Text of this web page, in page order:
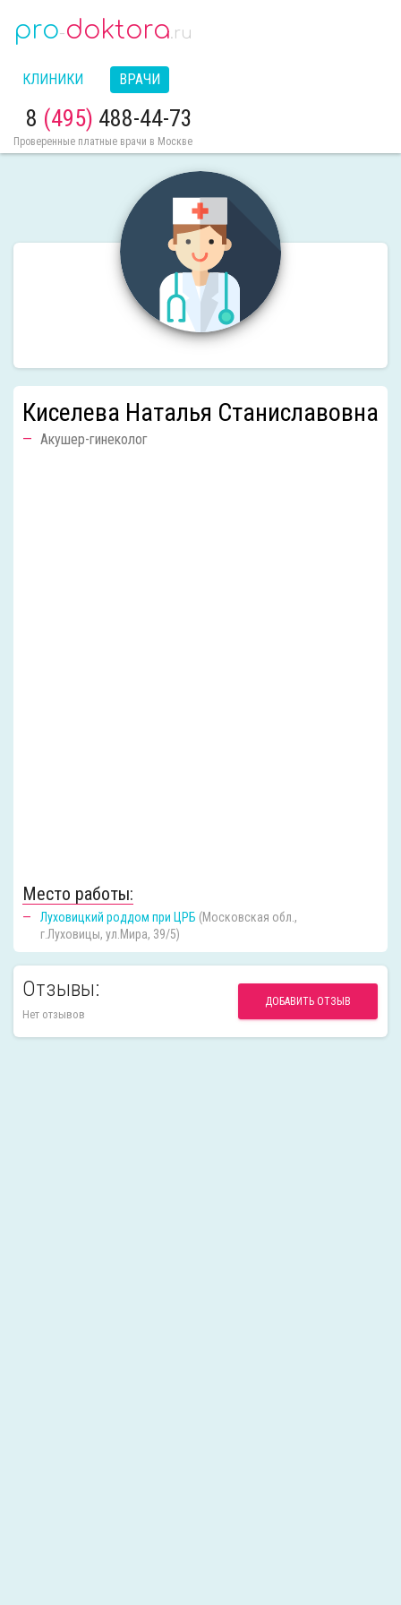
pro-doktora.ru
КЛИНИКИ ВРАЧИ
8 (495) 488-44-73
Проверенные платные врачи в Москве
Киселева Наталья Станиславовна
Акушер-гинеколог
Место работы:
Луховицкий роддом при ЦРБ (Московская обл.,
г.Луховицы, ул.Мира, 39/5)
ДОБАВИТЬ ОТЗЫВ
Отзывы:
Нет отзывов